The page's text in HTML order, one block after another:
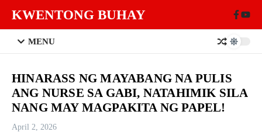
KWENTONG BUHAY
MENU
HINARASS NG MAYABANG NA PULIS
ANG NURSE SA GABI, NATAHIMIK SILA
NANG MAY MAGPAKITA NG PAPEL!
April 2, 2026